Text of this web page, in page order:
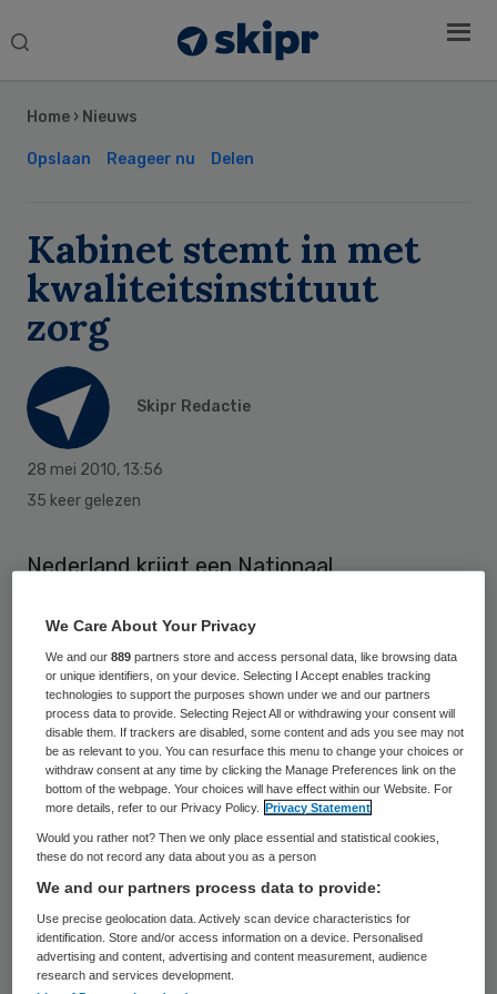
Search
Home › Nieuws
Opslaan Reageer nu Delen
Kabinet stemt in met
kwaliteitsinstituut
zorg
Skipr Redactie
28 mei 2010, 13:56
35 keer gelezen
Nederland krijgt een Nationaal
demissionaire kabinet heeft vrijdag
ingestemd met de plannen van demissionair
minister Ab Klink van VWS voor het instituut
dat de kwaliteit van de zorg moet
vergroten en tegelijk moet voorkomen dat
onnodig kosten worden gemaakt.
Transparantie
De nieuwe organisatie moet de ontwikkeling
van richtlijnen bevorderen en gaat
Sidebar
We Care About Your Privacy
We and our889 partners store and access personal data, like browsing data
or unique identifiers, on your device. Selecting I Accept enables tracking
technologies to support the purposes shown under we and our partners
process data to provide. Selecting Reject All or withdrawing your consent will
disable them. If trackers are disabled, some content and ads you see may not
be as relevant to you. You can resurface this menu to change your choices or
withdraw consent at any time by clicking the Manage Preferences link on the
bottom of the webpage. Your choices will have effect within our Website. For
more details, refer to our Privacy Policy.
Privacy Statement
Would you rather not? Then we only place essential and statistical cookies,
these do not record any data about you as a person
We and our partners process data to provide:
Use precise geolocation data. Actively scan device characteristics for
identification. Store and/or access information on a device. Personalised
advertising and content, advertising and content measurement, audience
research and services development.